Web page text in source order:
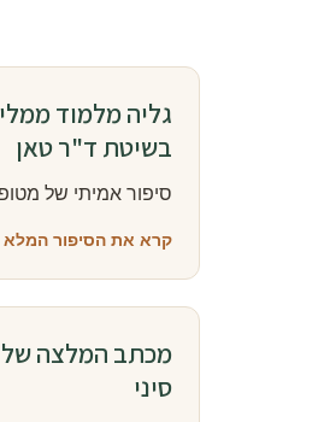
גליה מלמוד
בשיטת ד"ר טאן
סיפור אמיתי של
קרא את הסיפור
מכתב המלצה של
סיני